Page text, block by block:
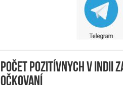
Počet pozitívnych v Indii
očkovaní